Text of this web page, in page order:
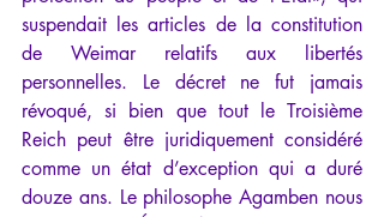
suspendait les articles de la constitution
de Weimar relatifs aux libertés
personnelles. Le décret ne fut jamais
révoqué, si bien que tout le Troisième
Reich peut être juridiquement considéré
comme un état d’exception qui a duré
douze ans. Le philosophe Agamben nous